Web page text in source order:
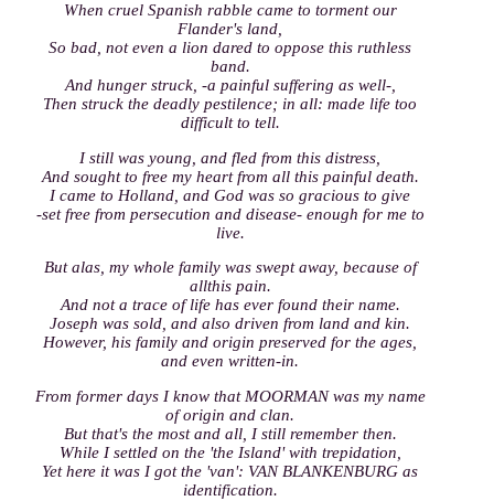
When cruel Spanish rabble came to torment our
Flander's land,
So bad, not even a lion dared to oppose this ruthless
band.
And hunger struck, -a painful suffering as well-,
Then struck the deadly pestilence; in all: made life too
difficult to tell.
I still was young, and fled from this distress,
And sought to free my heart from all this painful death.
I came to Holland, and God was so gracious to give
-set free from persecution and disease- enough for me to
live.
But alas, my whole family was swept away, because of
allthis pain.
And not a trace of life has ever found their name.
Joseph was sold, and also driven from land and kin.
However, his family and origin preserved for the ages,
and even written-in.
From former days I know that MOORMAN was my name
of origin and clan.
But that's the most and all, I still remember then.
While I settled on the 'the Island' with trepidation,
Yet here it was I got the 'van': VAN BLANKENBURG as
identification.